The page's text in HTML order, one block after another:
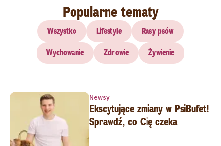
Popularne tematy
Wszystko Lifestyle Rasy psów
Wychowanie Zdrowie Żywienie
Newsy
Ekscytujące zmiany w PsiBufet!
Sprawdź, co Cię czeka